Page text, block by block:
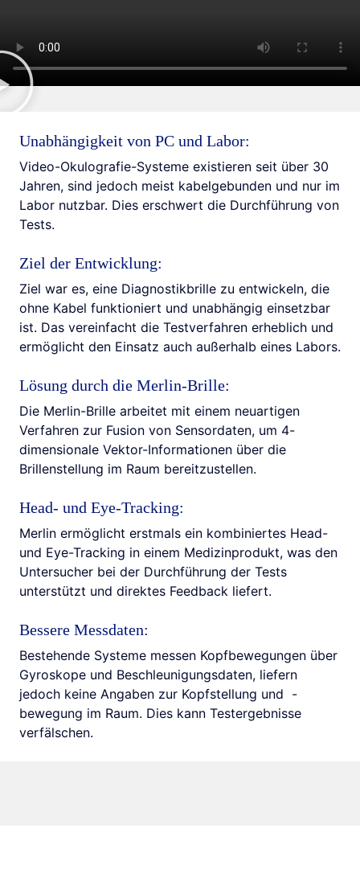
Unabhängigkeit von PC und Labor:
Video-Okulografie-Systeme existieren seit über 30
Jahren, sind jedoch meist kabelgebunden und nur im
Labor nutzbar. Dies erschwert die Durchführung von
Tests.
Ziel der Entwicklung:
Ziel war es, eine Diagnostikbrille zu entwickeln, die
ohne Kabel funktioniert und unabhängig einsetzbar
ist. Das vereinfacht die Testverfahren erheblich und
ermöglicht den Einsatz auch außerhalb eines Labors.
Lösung durch die Merlin-Brille:
Die Merlin-Brille arbeitet mit einem neuartigen
Verfahren zur Fusion von Sensordaten, um 4-
dimensionale Vektor-Informationen über die
Brillenstellung im Raum bereitzustellen.
Head- und Eye-Tracking:
Merlin ermöglicht erstmals ein kombiniertes Head-
und Eye-Tracking in einem Medizinprodukt, was den
Untersucher bei der Durchführung der Tests
unterstützt und direktes Feedback liefert.
Bessere Messdaten:
Bestehende Systeme messen Kopfbewegungen über
Gyroskope und Beschleunigungsdaten, liefern
jedoch keine Angaben zur Kopfstellung und -
bewegung im Raum. Dies kann Testergebnisse
verfälschen.